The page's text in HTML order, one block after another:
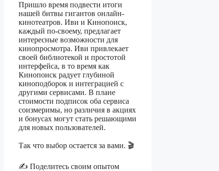
Пришло время подвести итоги
нашей битвы гигантов онлайн-
кинотеатров. Иви и Кинопоиск,
каждый по-своему, предлагает
интересные возможности для
кинопросмотра. Иви привлекает
своей библиотекой и простотой
интерфейса, в то время как
Кинопоиск радует глубиной
киноподборок и интеграцией с
другими сервисами. В плане
стоимости подписок оба сервиса
соизмеримы, но различия в акциях
и бонусах могут стать решающими
для новых пользователей.
Так что выбор остается за вами. 🎬
✍️ Поделитесь своим опытом